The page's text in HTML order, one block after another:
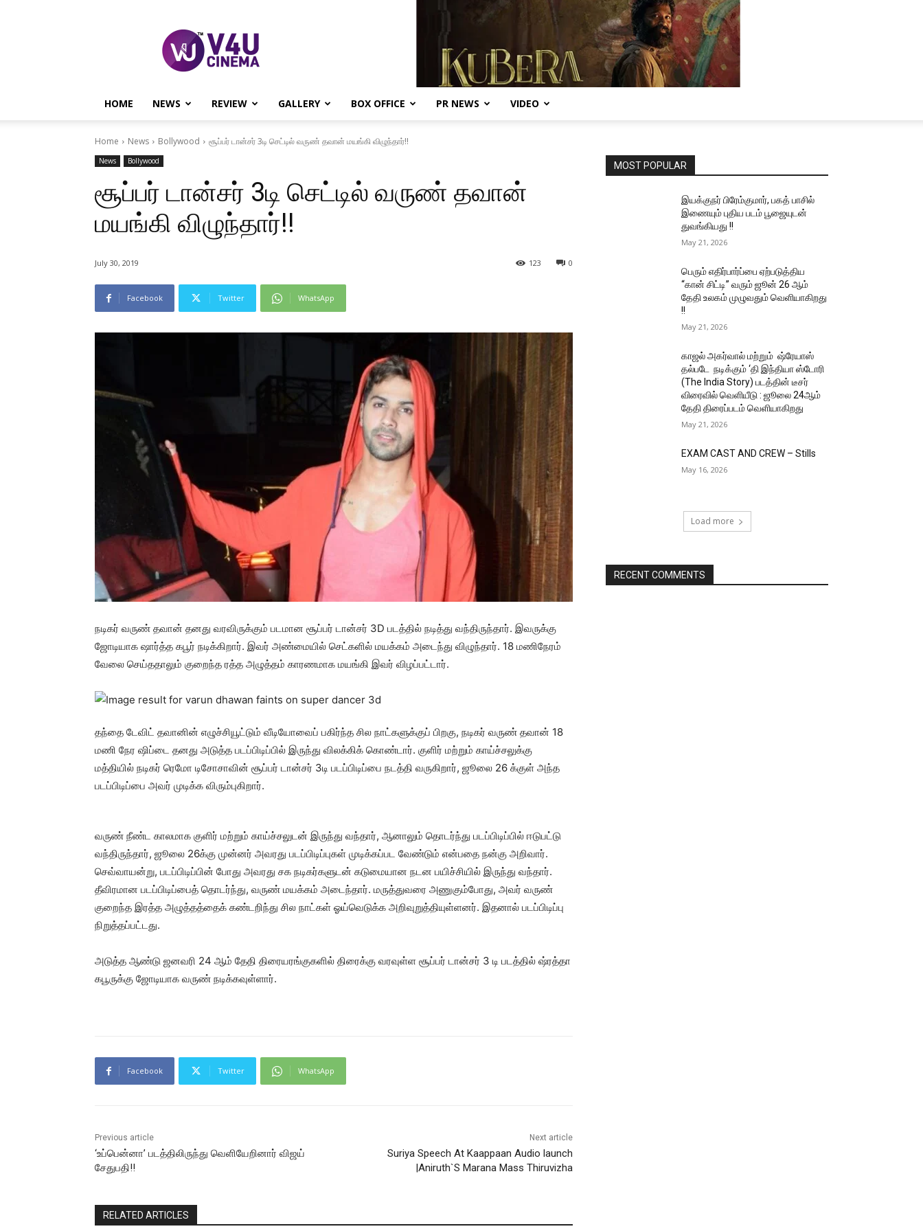
CINEMA
HOME NEWS REVIEW GALLERY BOX OFFICE PR NEWS VIDEO
Home News Bollywood சூப்பர் டான்சர் 3டி செட்டில் வருண் தவான் மயங்கி விழுந்தார்!!
News Bollywood
சூப்பர் டான்சர் 3டி செட்டில் வருண் தவான்
மயங்கி விழுந்தார்!!
July 30, 2019 0
123
Facebook Twitter WhatsApp
நடிகர் வருண் தவான் தனது வரவிருக்கும் படமான சூப்பர் டான்சர் 3D படத்தில் நடித்து வந்திருந்தார். இவருக்கு
ஜோடியாக ஷார்த்த கபூர் நடிக்கிறார். இவர் அண்மையில் செட்களில் மயக்கம் அடைந்து விழுந்தார். 18 மணிநேரம்
வேலை செய்ததாலும் குறைந்த ரத்த அழுத்தம் காரணமாக மயங்கி இவர் விழப்பட்டார்.
தந்தை டேவிட் தவானின் எழுச்சியூட்டும் வீடியோவைப் பகிர்ந்த சில நாட்களுக்குப் பிறகு, நடிகர் வருண் தவான் 18
மணி நேர ஷிப்டை தனது அடுத்த படப்பிடிப்பில் இருந்து விலக்கிக் கொண்டார். குளிர் மற்றும் காய்ச்சலுக்கு
மத்தியில் நடிகர் ரெமோ டிசோசாவின் சூப்பர் டான்சர் 3டி படப்பிடிப்பை நடத்தி வருகிறார், ஜூலை 26 க்குள் அந்த
படப்பிடிப்பை அவர் முடிக்க விரும்புகிறார்.
வருண் நீண்ட காலமாக குளிர் மற்றும் காய்ச்சலுடன் இருந்து வந்தார், ஆனாலும் தொடர்ந்து படப்பிடிப்பில் ஈடுபட்டு
வந்திருந்தார், ஜூலை 26க்கு முன்னர் அவரது படப்பிடிப்புகள் முடிக்கப்பட வேண்டும் என்பதை நன்கு அறிவார்.
செவ்வாயன்று, படப்பிடிப்பின் போது அவரது சக நடிகர்களுடன் கடுமையான நடன பயிச்சியில் இருந்து வந்தார்.
தீவிரமான படப்பிடிப்பைத் தொடர்ந்து, வருண் மயக்கம் அடைந்தார். மருத்துவரை அணுகும்போது, அவர் வருண்
குறைந்த இரத்த அழுத்தத்தைக் கண்டறிந்து சில நாட்கள் ஓய்வெடுக்க அறிவுறுத்தியுள்ளனர். இதனால் படப்பிடிப்பு
நிறுத்தப்பட்டது.
அடுத்த ஆண்டு ஜனவரி 24 ஆம் தேதி திரையரங்குகளில் திரைக்கு வரவுள்ள சூப்பர் டான்சர் 3 டி படத்தில் ஷ்ரத்தா
கபூருக்கு ஜோடியாக வருண் நடிக்கவுள்ளார்.
Facebook Twitter WhatsApp
Previous article
‘உப்பென்னா’ படத்திலிருந்து வெளியேறினார் விஜய்
சேதுபதி!!
Next article
Suriya Speech At Kaappaan Audio launch
|Aniruth`S Marana Mass Thiruvizha
RELATED ARTICLES
MOST POPULAR
இயக்குநர் பிரேம்குமார், பகத் பாசில்
இணையும் புதிய படம் பூஜையுடன்
துவங்கியது !!
May 21, 2026
பெரும் எதிர்பார்ப்பை ஏற்படுத்திய
“கான் சிட்டி” வரும் ஜூன் 26 ஆம்
தேதி உலகம் முழுவதும் வெளியாகிறது
!!
May 21, 2026
காஜல் அகர்வால் மற்றும் ஷ்ரேயாஸ்
தல்படே நடிக்கும் ‘தி இந்தியா ஸ்டோரி
(The India Story) படத்தின் டீசர்
விரைவில் வெளியீடு : ஜூலை 24ஆம்
தேதி திரைப்படம் வெளியாகிறது
May 21, 2026
EXAM CAST AND CREW – Stills
May 16, 2026
Load more
RECENT COMMENTS